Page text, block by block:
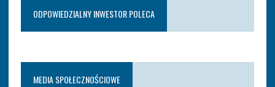
ODPOWIEDZIALNY INWESTOR POLECA
MEDIA SPOŁECZNOŚCIOWE